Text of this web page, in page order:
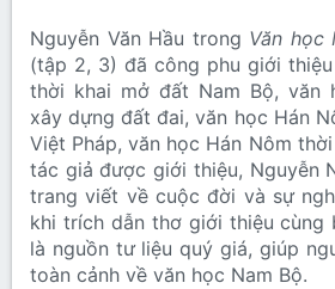
Nguyễn Văn Hầu trong Văn học
(tập 2, 3) đã công phu giới
thời khai mở đất Nam Bộ, văn
xây dựng đất đai, văn học Hán
Việt Pháp, văn học Hán Nôm
tác giả được giới thiệu, Nguyễn
trang viết về cuộc đời và sự
khi trích dẫn thơ giới thiệu cùng
là nguồn tư liệu quý giá, giúp
toàn cảnh về văn học Nam Bộ.